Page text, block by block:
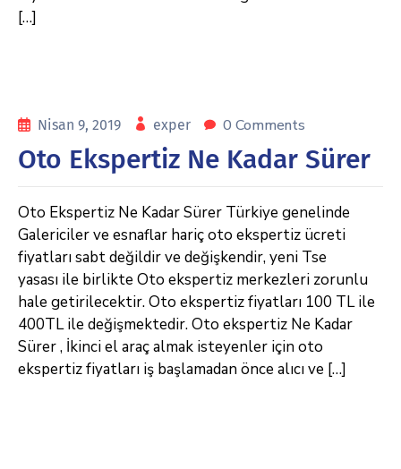
[…]
Nisan 9, 2019 exper 0 Comments
Oto Ekspertiz Ne Kadar Sürer
Oto Ekspertiz Ne Kadar Sürer Türkiye genelinde
Galericiler ve esnaflar hariç oto ekspertiz ücreti
fiyatları sabt değildir ve değişkendir, yeni Tse
yasası ile birlikte Oto ekspertiz merkezleri zorunlu
hale getirilecektir. Oto ekspertiz fiyatları 100 TL ile
400TL ile değişmektedir. Oto ekspertiz Ne Kadar
Sürer , İkinci el araç almak isteyenler için oto
ekspertiz fiyatları iş başlamadan önce alıcı ve […]